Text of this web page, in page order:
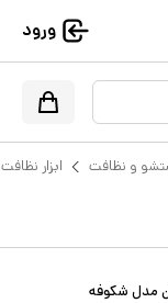
ورود
و نظافت ابزار نظافت